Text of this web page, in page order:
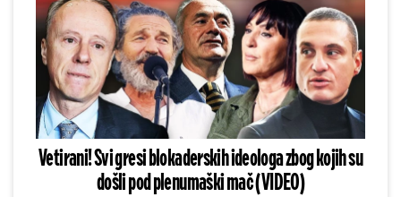
Vetirani! Svi gresi blokaderskih ideologa zbog kojih su
došli pod plenumaški mač (VIDEO)